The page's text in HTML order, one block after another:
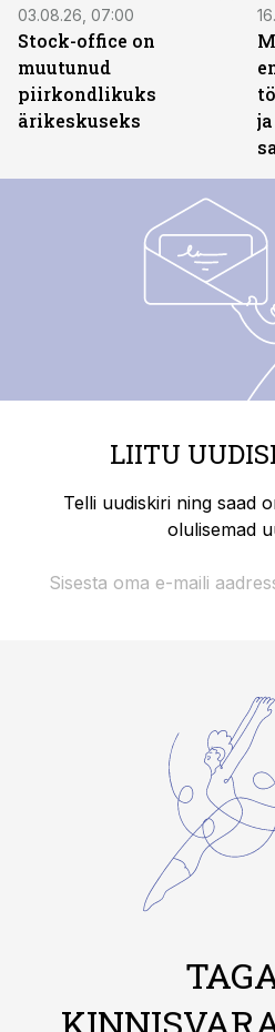
03.08.26, 07:00
Stock-office on
muutunud
piirkondlikuks
ärikeskuseks
LIITU
Telli uudiskiri ning saad
olulisemad